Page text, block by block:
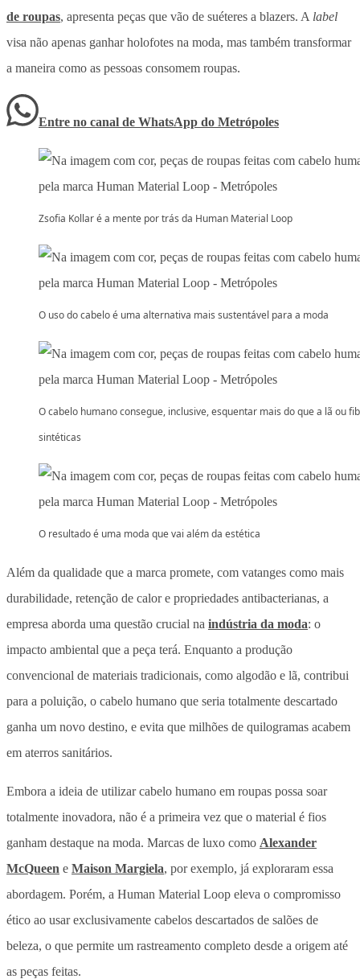
de roupas, apresenta peças que vão de suéteres a blazers. A label
visa não apenas ganhar holofotes na moda, mas também transformar
a maneira como as pessoas consomem roupas.
Entre no canal de WhatsApp do Metrópoles
Zsofia Kollar é a mente por trás da Human Material Loop
O uso do cabelo é uma alternativa mais sustentável para a moda
O cabelo humano consegue, inclusive, esquentar mais do que a lã ou
sintéticas
O resultado é uma moda que vai além da estética
Além da qualidade que a marca promete, com vatanges como mais
durabilidade, retenção de calor e propriedades antibacterianas, a
empresa aborda uma questão crucial na indústria da moda: o
impacto ambiental que a peça terá. Enquanto a produção
convencional de materiais tradicionais, como algodão e lã, contribui
para a poluição, o cabelo humano que seria totalmente descartado
ganha um novo destino, e evita que milhões de quilogramas acabem
em aterros sanitários.
Embora a ideia de utilizar cabelo humano em roupas possa soar
totalmente inovadora, não é a primeira vez que o material é fios
ganham destaque na moda. Marcas de luxo como Alexander
McQueen e Maison Margiela, por exemplo, já exploraram essa
abordagem. Porém, a Human Material Loop eleva o compromisso
ético ao usar exclusivamente cabelos descartados de salões de
beleza, o que permite um rastreamento completo desde a origem até
as peças feitas.